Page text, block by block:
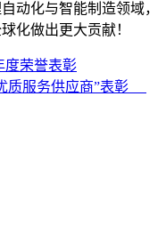
动化与智能制造领域，
化做出更大贡献！
度荣誉表彰
质服务供应商”表彰